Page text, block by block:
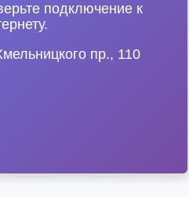
подключение к
пр., 110